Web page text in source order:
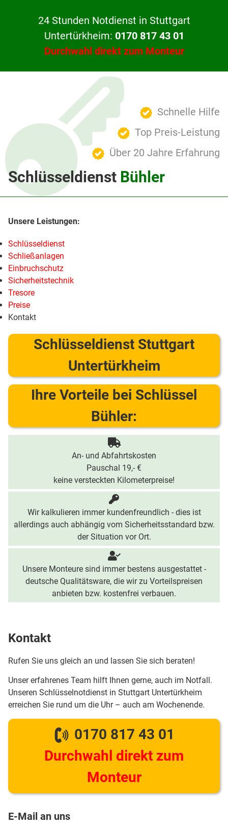
24 Stunden Notdienst in Stuttgart
Untertürkheim: 0170 817 43 01
Durchwahl direkt zum Monteur
Schnelle Hilfe
Top Preis-Leistung
Über 20 Jahre Erfahrung
Schlüsseldienst Bühler
Schlüsseldienst
Schließanlagen
Einbruchschutz
Sicherheitstechnik
Tresore
Preise
Kontakt
Schlüsseldienst Stuttgart
Untertürkheim
Ihre Vorteile bei Schlüssel
Bühler:
An- und Abfahrtskosten
Pauschal 19,- €
keine versteckten Kilometerpreise!
Wir kalkulieren immer kundenfreundlich - dies ist
allerdings auch abhängig vom Sicherheitsstandard bzw.
der Situation vor Ort.
Unsere Monteure sind immer bestens ausgestattet -
deutsche Qualitätsware, die wir zu Vorteilspreisen
anbieten bzw. kostenfrei verbauen.
Kontakt
Rufen Sie uns gleich an und lassen Sie sich beraten!
Unser erfahrenes Team hilft Ihnen gerne, auch im Notfall.
Unseren Schlüsselnotdienst in Stuttgart Untertürkheim
erreichen Sie rund um die Uhr – auch am Wochenende.
0170 817 43 01
Durchwahl direkt zum
Monteur
E-Mail an uns